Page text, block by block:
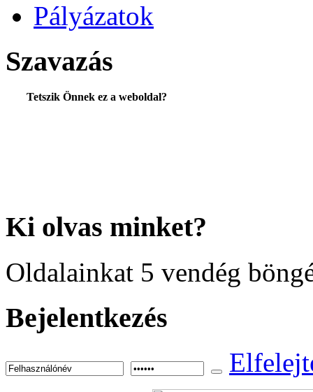
Pályázatok
Szavazás
Tetszik Önnek ez a weboldal?
Ki olvas minket?
Oldalainkat 5 vendég
Bejelentkezés